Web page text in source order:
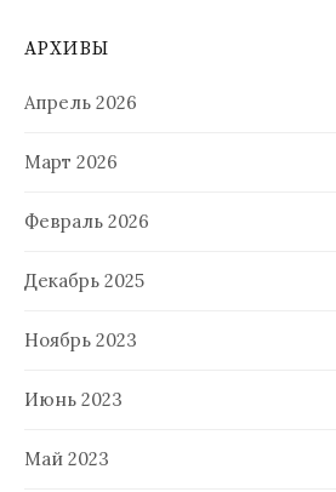
АРХИВЫ
Апрель 2026
Март 2026
Февраль 2026
Декабрь 2025
Ноябрь 2023
Июнь 2023
Май 2023